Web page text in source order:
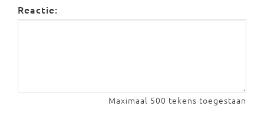
Reactie:
Maximaal 500 tekens toegestaan